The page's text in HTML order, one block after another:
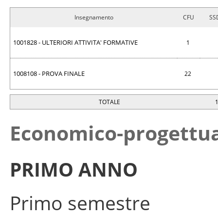
Insegnamento CFU
1001828 - ULTERIORI ATTIVITA' FORMATIVE 1
1008108 - PROVA FINALE 22
TOTALE
Economico-
PRIMO ANNO
Primo semestre